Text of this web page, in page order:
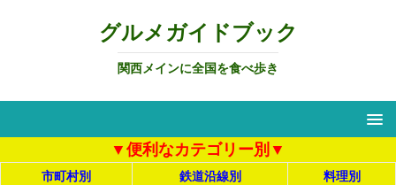
グルメガイドブック
関西メインに全国を食べ歩き
▼便利なカテゴリー別▼
市町村別 鉄道沿線別 料理別